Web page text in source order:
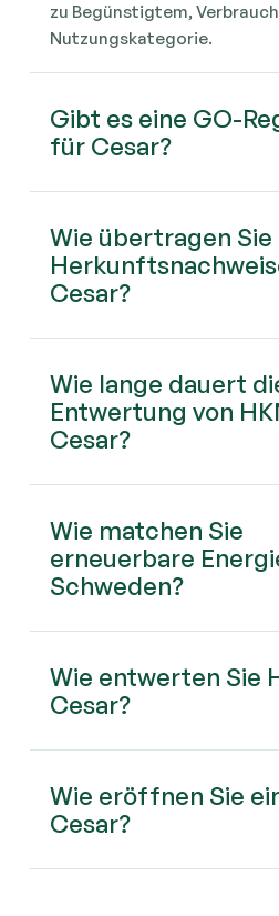
zu Begünstigtem,
Nutzungskategorie.
Gibt es eine GO-
für Cesar?
Wie übertragen Sie
Cesar?
Wie lange dauert
Entwertung von
Cesar?
Wie matchen Sie
erneuerbare
Schweden?
Wie entwerten Sie
Cesar?
Wie eröffnen Sie
Cesar?